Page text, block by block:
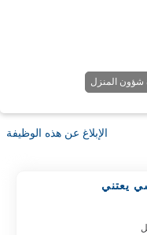
شؤون المنزل
الإبلاغ عن هذه الوظيفة
يعتني